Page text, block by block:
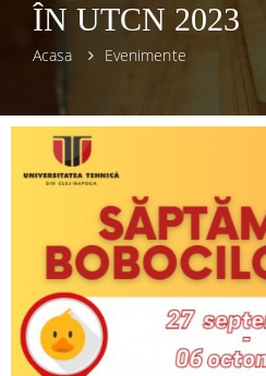
ÎN UTCN 2023
Acasa Evenimente